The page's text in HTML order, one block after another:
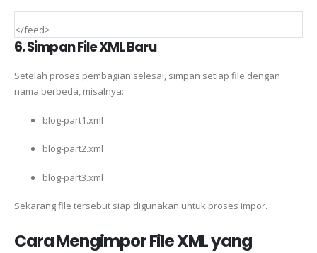
</feed>
6. Simpan File XML Baru
Setelah proses pembagian selesai, simpan setiap file dengan
nama berbeda, misalnya:
blog-part1.xml
blog-part2.xml
blog-part3.xml
Sekarang file tersebut siap digunakan untuk proses impor.
Cara Mengimpor File XML yang